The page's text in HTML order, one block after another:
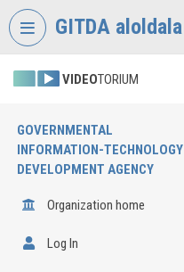
Skip header
GITDA aloldala
VIDEOTORIUM
GOVERNMENTAL
INFORMATION-TECHNOLOGY
DEVELOPMENT AGENCY
Organization home
Log In